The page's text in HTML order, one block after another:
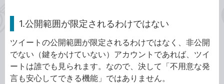
1.公開範囲が限定されるわけではない
ツイートの公開範囲が限定されるわけではなく、非公開
でない（鍵をかけていない）アカウントであれば、ツイ
ートは誰でも見られます。なので、決して「不用意な発
言も安心してできる機能」ではありません。